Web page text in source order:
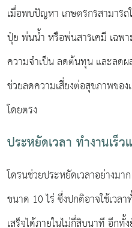
เมื่อพบปัญหา เกษตรกรสามาร
ปุ๋ย พ่นน้ำ หรือพ่นสารเคมี เฉพ
ความจำเป็น ลดต้นทุน และลด
ช่วยลดความเสี่ยงต่อสุขภาพขอ
โดยตรง
ประหยัดเวลา ทำงานเร็
โดรนช่วยประหยัดเวลาอย่างม
ขนาด 10 ไร่ ซึ่งปกติอาจใช้เวล
เสร็จได้ภายในไม่กี่สิบนาที อีกทั้